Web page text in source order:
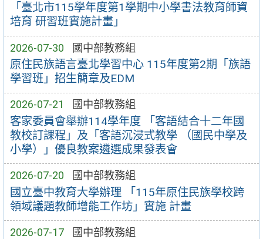
「臺北市115學年度第1學期中小學書法教育師資
培育 研習班實施計畫」
2026-07-30 國中部教務組
原住民族語言臺北學習中心 115年度第2期「族語
學習班」招生簡章及EDM
2026-07-21 國中部教務組
客家委員會舉辦114學年度 「客語結合十二年國
教校訂課程」及「客語沉浸式教學 （國民中學及
小學）」優良教案遴選成果發表會
2026-07-20 國中部教務組
國立臺中教育大學辦理 「115年原住民族學校跨
領域議題教師增能工作坊」實施 計畫
2026-07-17 國中部教務組